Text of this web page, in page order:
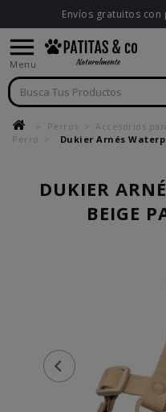
Envíos gratuitos

Menu
Perros Accesorios
Perro
Dukier Arnés
DUKIER
BEIGE